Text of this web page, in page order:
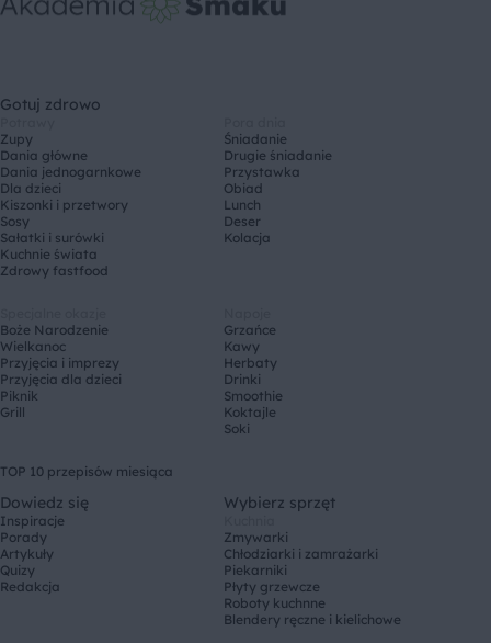
Gotuj zdrowo
Zupy
Dania główne
Dania jednogarnkowe
Dla dzieci
Kiszonki i przetwory
Sosy
Sałatki i surówki
Kuchnie świata
Zdrowy fastfood
Śniadanie
Drugie śniadanie
Przystawka
Obiad
Lunch
Deser
Kolacja
Boże Narodzenie
Wielkanoc
Przyjęcia i imprezy
Przyjęcia dla dzieci
Piknik
Grill
Grzańce
Kawy
Herbaty
Drinki
Smoothie
Koktajle
Soki
TOP 10 przepisów miesiąca
Dowiedz się
Inspiracje
Porady
Artykuły
Quizy
Redakcja
Wybierz sprzęt
Zmywarki
Chłodziarki i zamrażarki
Piekarniki
Płyty grzewcze
Roboty kuchnne
Blendery ręczne i kielichowe